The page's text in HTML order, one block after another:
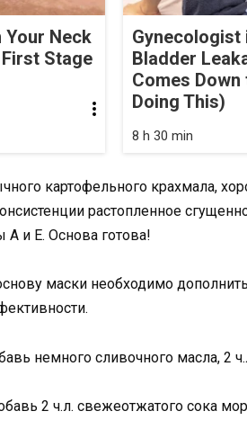
Your Neck
Stage
Gynecologist
Bladder
Comes
Doing This)
8 h 30 min
картофельного крахмала,
растопленное
и Е. Основа готова!
маски необходимо
немного сливочного масла, 2
2 ч.л. свежеотжатого сока